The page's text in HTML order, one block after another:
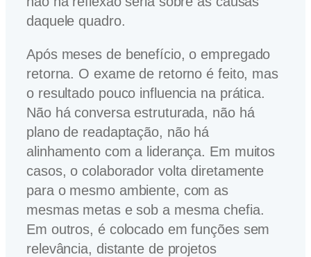
daquele quadro.
Após meses de benefício, o empregado
retorna. O exame de retorno é feito, mas
o resultado pouco influencia na prática.
Não há conversa estruturada, não há
plano de readaptação, não há
alinhamento com a liderança. Em muitos
casos, o colaborador volta diretamente
para o mesmo ambiente, com as
mesmas metas e sob a mesma chefia.
Em outros, é colocado em funções sem
relevância, distante de projetos